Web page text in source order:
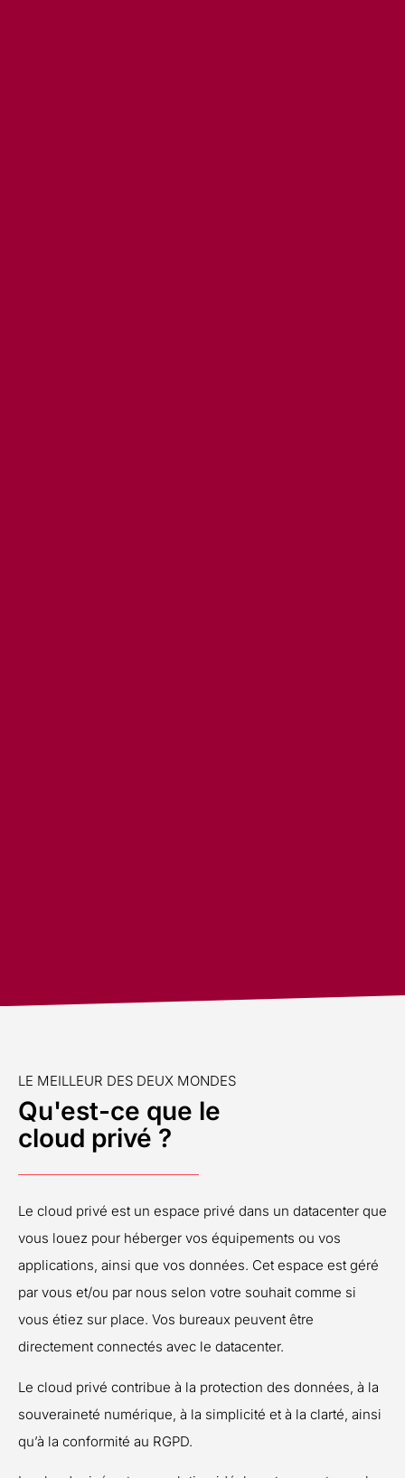
LE MEILLEUR DES DEUX MONDES
Qu'est-ce que le
cloud privé ?
Le cloud privé est un espace privé dans un datacenter que
vous louez pour héberger vos équipements ou vos
applications, ainsi que vos données. Cet espace est géré
par vous et/ou par nous selon votre souhait comme si
vous étiez sur place. Vos bureaux peuvent être
directement connectés avec le datacenter.
Le cloud privé contribue à la protection des données, à la
souveraineté numérique, à la simplicité et à la clarté, ainsi
qu’à la conformité au RGPD.